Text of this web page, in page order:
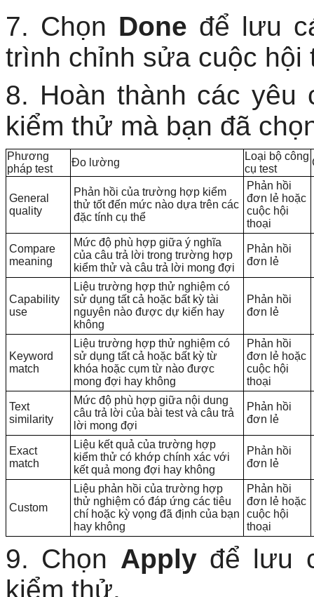
7. Chọn Done để lưu
trình chỉnh sửa cuộc hội
8. Hoàn thành các yêu
kiểm thử mà bạn đã
Phương
pháp test
Đo lường
Loại bộ công
cụ test
General
quality
Phản hồi của trường hợp kiểm
thử tốt đến mức nào dựa trên các
đặc tính cụ thể
Phản hồi
đơn lẻ hoặc
cuộc hội
thoại
Compare
meaning
Mức độ phù hợp giữa ý nghĩa
của câu trả lời trong trường hợp
kiểm thử và câu trả lời mong đợi
Phản hồi
đơn lẻ
Capability
use
Liệu trường hợp thử nghiệm có
sử dụng tất cả hoặc bất kỳ tài
nguyên nào được dự kiến ​​hay
không
Phản hồi
đơn lẻ
Keyword
match
Liệu trường hợp thử nghiệm có
sử dụng tất cả hoặc bất kỳ từ
khóa hoặc cụm từ nào được
mong đợi hay không
Phản hồi
đơn lẻ hoặc
cuộc hội
thoại
Text
similarity
Mức độ phù hợp giữa nội dung
câu trả lời của bài test và câu trả
lời mong đợi
Phản hồi
đơn lẻ
Exact
match
Liệu kết quả của trường hợp
kiểm thử có khớp chính xác với
kết quả mong đợi hay không
Phản hồi
đơn lẻ
Custom
Liệu phản hồi của trường hợp
thử nghiệm có đáp ứng các tiêu
chí hoặc kỳ vọng đã định của bạn
hay không
Phản hồi
đơn lẻ hoặc
cuộc hội
thoại
9. Chọn Applyđể lưu
kiểm thử.